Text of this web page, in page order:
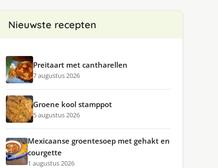
Nieuwste recepten
Preitaart met cantharellen
7 augustus 2026
Groene kool stamppot
5 augustus 2026
Mexicaanse groentesoep met gehakt en
courgette
1 augustus 2026